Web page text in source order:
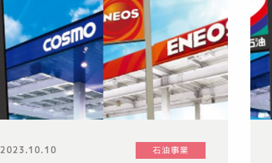
2023.10.10 石油事業